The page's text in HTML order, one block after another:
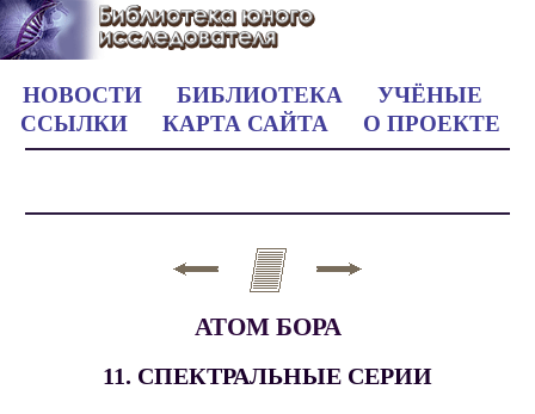
НОВОСТИ БИБЛИОТЕКА
УЧЁНЫЕ
ССЫЛКИ
КАРТА САЙТА О ПРОЕКТЕ
АТОМ БОРА
11. СПЕКТРАЛЬНЫЕ СЕРИИ